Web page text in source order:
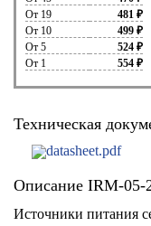
От 19
481 ₽
От 10
499 ₽
От 5
524 ₽
От 1
554 ₽
Техническая
datasheet.pdf
Описание IRM-05-
Источники питания